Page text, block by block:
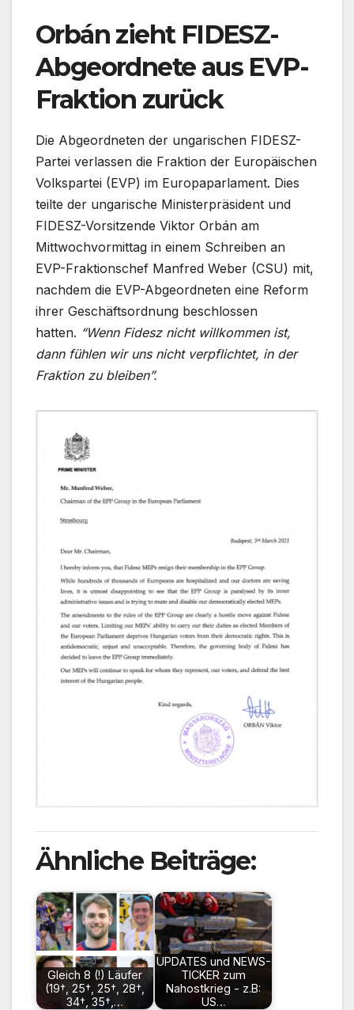
Orbán zieht FIDESZ-
Abgeordnete aus EVP-
Fraktion zurück
Die Abgeordneten der ungarischen FIDESZ-
Partei verlassen die Fraktion der Europäischen
Volkspartei (EVP) im Europaparlament. Dies
teilte der ungarische Ministerpräsident und
FIDESZ-Vorsitzende Viktor Orbán am
Mittwochvormittag in einem Schreiben an
EVP-Fraktionschef Manfred Weber (CSU) mit,
nachdem die EVP-Abgeordneten eine Reform
ihrer Geschäftsordnung beschlossen
hatten. “Wenn Fidesz nicht willkommen ist,
dann fühlen wir uns nicht verpflichtet, in der
Fraktion zu bleiben”.
Ähnliche Beiträge:
Gleich 8 (!) Läufer
(19†, 25†, 25†, 28†,
34†, 35†,…
UPDATES und NEWS-
TICKER zum
Nahostkrieg - z.B:
US…